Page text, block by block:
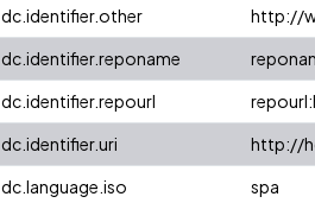
dc.identifier.other
http://
dc.identifier.reponame
dc.identifier.repourl
dc.identifier.uri
http://
dc.language.iso
spa